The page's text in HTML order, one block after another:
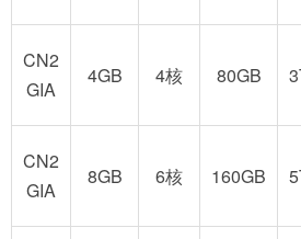
CN2
GIA
4GB 4核 80GB
CN2
GIA
8GB 6核 160GB